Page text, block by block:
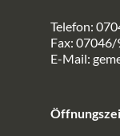
Telefon:
Fax:
E-Mail: